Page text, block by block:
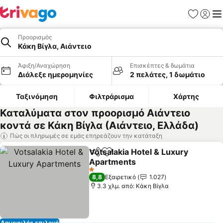
Προορισμός
Κάκη Βίγλα, Αιάντειο
Άφιξη/Αναχώρηση
Διάλεξε ημερομηνίες
Επισκέπτες & δωμάτια
2 πελάτες, 1 δωμάτιο
Ταξινόμηση Φιλτράρισμα Χάρτης
Καταλύματα στον προορισμό Αιάντειο
κοντά σε Κάκη Βίγλα (Αιάντειο, Ελλάδα)
Πώς οι πληρωμές σε εμάς επηρεάζουν την κατάταξη
Κοινοποίηση
Προσθήκη στα αγαπημένα
Votsalakia Hotel & Luxury
Apartments
Εμφάνιση τιμών
1 Αστέρια
8,8 Εξαιρετικό
1.027
3.3 χλμ. από: Κάκη Βίγλα